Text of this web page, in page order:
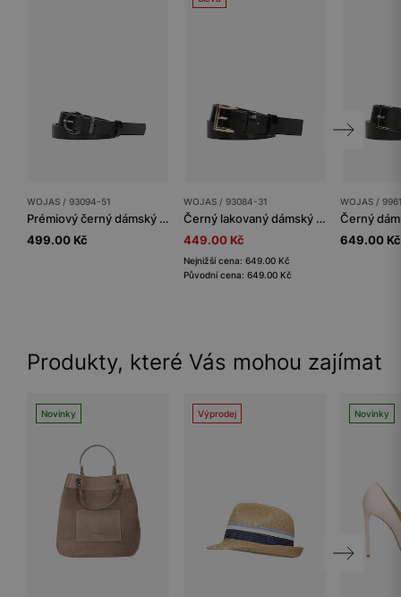
WOJAS / 93094-51
Prémiový černý dámský opasek z kvalitní hladké kůže
499.00 Kč
WOJAS / 93084-31
Černý lakovaný dámský pásek
449.00 Kč
Nejnižší cena: 649.00 Kč
Původní cena: 649.00 Kč
WOJAS /
649.00 Kč
Produkty, které Vás mohou zajímat
Novinky Výprodej Novinky